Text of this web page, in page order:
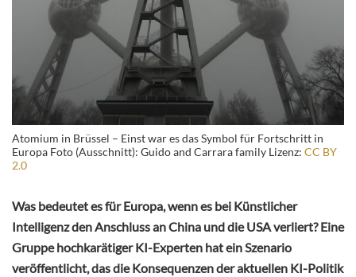
Atomium in Brüssel – Einst war es das Symbol für Fortschritt in
Europa Foto (Ausschnitt): Guido and Carrara family Lizenz: CC BY
2.0
Was bedeutet es für Europa, wenn es bei Künstlicher
Intelligenz den Anschluss an China und die USA verliert? Eine
Gruppe hochkarätiger KI-Experten hat ein Szenario
veröffentlicht, das die Konsequenzen der aktuellen KI-Politik